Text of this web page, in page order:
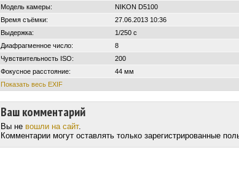
Модель камеры:
NIKON D5100
Время съёмки:
27.06.2013 10:36
Выдержка:
1/250 с
Диафрагменное число:
8
Чувствительность ISO:
200
Фокусное расстояние:
44 мм
Показать весь EXIF
Ваш комментарий
Вы не вошли на сайт.
Комментарии могут оставлять только зарегистрированные